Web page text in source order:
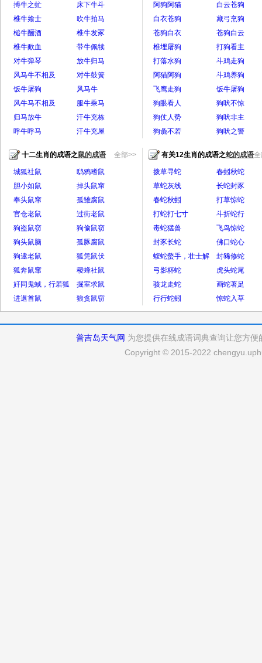
搏牛之虻
床下牛斗
椎牛飨士
吹牛拍马
槌牛酾酒
椎牛发冢
椎牛歃血
带牛佩犊
对牛弹琴
放牛归马
风马牛不相及
对牛鼓簧
饭牛屠狗
风马牛
风牛马不相及
服牛乘马
归马放牛
汗牛充栋
呼牛呼马
汗牛充屋
阿狗阿猫
白云苍狗
白衣苍狗
藏弓烹狗
苍狗白衣
苍狗白云
椎埋屠狗
打狗看主
打落水狗
斗鸡走狗
阿猫阿狗
斗鸡养狗
飞鹰走狗
饭牛屠狗
狗眼看人
狗吠不惊
狗仗人势
狗吠非主
狗彘不若
狗吠之警
十二生肖的成语之鼠的成语 全部>>
城狐社鼠
鸱鸦嗜鼠
胆小如鼠
掉头鼠窜
奉头鼠窜
孤雏腐鼠
官仓老鼠
过街老鼠
狗盗鼠窃
狗偷鼠窃
狗头鼠脑
孤豚腐鼠
狗逮老鼠
狐凭鼠伏
狐奔鼠窜
稷蜂社鼠
奸同鬼蜮，行若狐
鼠
掘室求鼠
进退首鼠
狼贪鼠窃
有关12生肖的成语之蛇的成语
拨草寻蛇
春蚓秋蛇
草蛇灰线
长蛇封豕
春蛇秋蚓
打草惊蛇
打蛇打七寸
斗折蛇行
毒蛇猛兽
飞鸟惊蛇
封豕长蛇
佛口蛇心
蝮蛇螫手，壮士解
腕
封豨修蛇
弓影杯蛇
虎头蛇尾
骇龙走蛇
画蛇著足
行行蛇蚓
惊蛇入草
普吉岛天气网 为您提供在线成语词典查询让您方
Copyright © 2015-2022